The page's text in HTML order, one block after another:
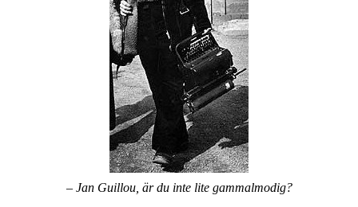
– Jan Guillou, är du inte lite gammalmodig?